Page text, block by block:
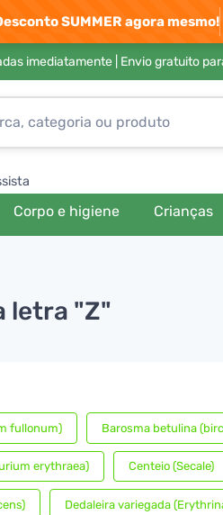
SUMMER agora mesmo!
imediatamente | Envio gratuito
Corpo e higiene Crianças
letra "Z"
fullonum) Barosma betulina
erythraea) Centeio (Secale)
Dedaleira variegada